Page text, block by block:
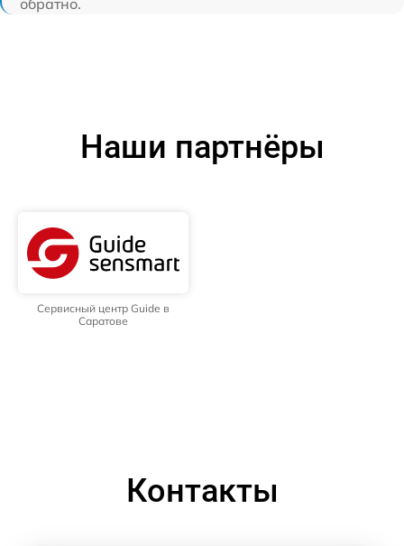
обратно.
Наши партнёры
Сервисный центр Guide в
Саратове
Контакты